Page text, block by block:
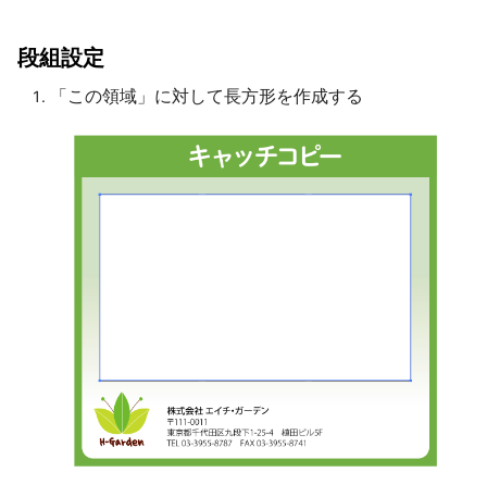
段組設定
「この領域」に対して長方形を作成する